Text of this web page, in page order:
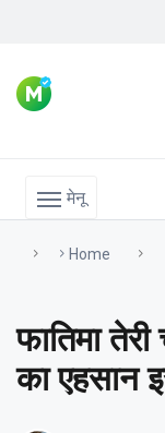
मेनू
Home
फातिमा
का एहसान